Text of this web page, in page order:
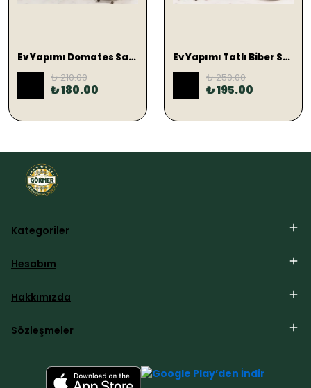
Ev Yapımı Domates Salçası (Güneş Kurutması) 1KG
₺ 210.00
₺ 180.00
Ev Yapımı Tatlı Biber Salçası (Güneş Kurutması) 1KG
₺ 250.00
₺ 195.00
Kategoriler
Hesabım
Hakkımızda
Sözleşmeler